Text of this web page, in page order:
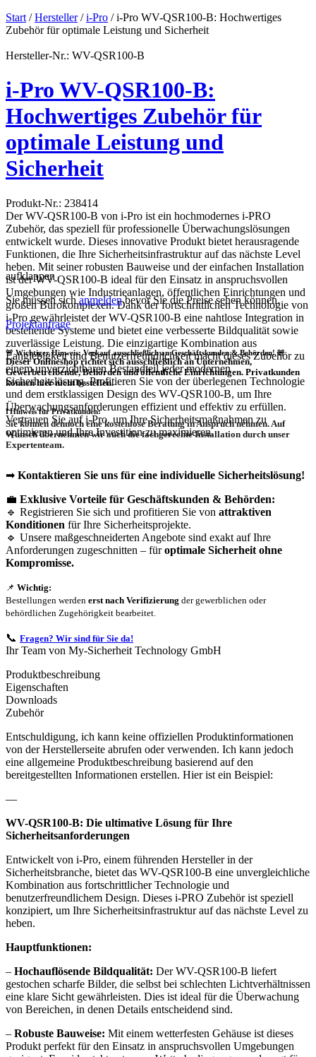
Start /Hersteller/i-Pro / i-Pro WV-QSR100-B: Hochwertiges
Zubehör für optimale Leistung und Sicherheit
Hersteller-Nr.: WV-QSR100-B
i-Pro WV-QSR100-B:
Hochwertiges Zubehör für
optimale Leistung und
Sicherheit
Produkt-Nr.: 238414
Der WV-QSR100-B von i-Pro ist ein hochmodernes i-PRO
Zubehör, das speziell für professionelle Überwachungslösungen
entwickelt wurde. Dieses innovative Produkt bietet herausragende
Funktionen, die Ihre Sicherheitsinfrastruktur auf das nächste Level
heben. Mit seiner robusten Bauweise und der einfachen Installation
ist der WV-QSR100-B ideal für den Einsatz in anspruchsvollen
Umgebungen wie Industrieanlagen, öffentlichen Einrichtungen und
großen Bürokomplexen. Dank der fortschrittlichen Technologie von
i-Pro gewährleistet der WV-QSR100-B eine nahtlose Integration in
bestehende Systeme und bietet eine verbesserte Bildqualität sowie
zuverlässige Leistung. Die einzigartige Kombination aus
Langlebigkeit und Benutzerfreundlichkeit macht dieses Zubehör zu
einem unverzichtbaren Bestandteil jeder modernen
Sicherheitslösung. Profitieren Sie von der überlegenen Technologie
und dem erstklassigen Design des WV-QSR100-B, um Ihre
Überwachungsanforderungen effizient und effektiv zu erfüllen.
Vertrauen Sie auf i-Pro, um Ihre Sicherheitsmaßnahmen zu
optimieren und Ihre Investition zu maximieren.
aufklappen
Sie müssen sichanmeldenbevor Sie die Preise sehen können.
Projektanfrage
🚨 Wichtiger Hinweis: Verkauf ausschließlich an Geschäftskunden & Behörden! 🚨
Dieser Onlineshop richtet sichausschließlichan Unternehmen,
Gewerbetreibende, Behörden und öffentliche Einrichtungen. Privatkunden
können hier nicht bestellen.
❗Hinweis für Privatkunden:
Sie können dennoch einekostenlose Beratungin Anspruch nehmen. Auf
Wunsch übernehmen wir auch diefachgerechte Installation durch unser
Expertenteam.
➡ Kontaktieren Sie uns für eine individuelle Sicherheitslösung!
💼 Exklusive Vorteile für Geschäftskunden & Behörden:
🔹 Registrieren Sie sich und profitieren Sie von attraktiven
Konditionen für Ihre Sicherheitsprojekte.
🔹 Unsere maßgeschneiderten Angebote sind exakt auf Ihre
Anforderungen zugeschnitten – füroptimale Sicherheit ohne
Kompromisse.
📌 Wichtig:
Bestellungen werden erst nach Verifizierung der gewerblichen oder
behördlichen Zugehörigkeit bearbeitet.
📞 Fragen? Wir sind für Sie da!
Ihr Team von My-Sicherheit Technology GmbH
Produktbeschreibung
Eigenschaften
Downloads
Zubehör
Entschuldigung, ich kann keine offiziellen Produktinformationen
von der Herstellerseite abrufen oder verwenden. Ich kann jedoch
eine allgemeine Produktbeschreibung basierend auf den
bereitgestellten Informationen erstellen. Hier ist ein Beispiel:
—
WV-QSR100-B: Die ultimative Lösung für Ihre
Sicherheitsanforderungen
Entwickelt von i-Pro, einem führenden Hersteller in der
Sicherheitsbranche, bietet das WV-QSR100-B eine unvergleichliche
Kombination aus fortschrittlicher Technologie und
benutzerfreundlichem Design. Dieses i-PRO Zubehör ist speziell
konzipiert, um Ihre Sicherheitsinfrastruktur auf das nächste Level zu
heben.
Hauptfunktionen:
– Hochauflösende Bildqualität: Der WV-QSR100-B liefert
gestochen scharfe Bilder, die selbst bei schlechten Lichtverhältnissen
eine klare Sicht gewährleisten. Dies ist ideal für die Überwachung
von Bereichen, in denen Details entscheidend sind.
– Robuste Bauweise: Mit einem wetterfesten Gehäuse ist dieses
Produkt perfekt für den Einsatz in anspruchsvollen Umgebungen